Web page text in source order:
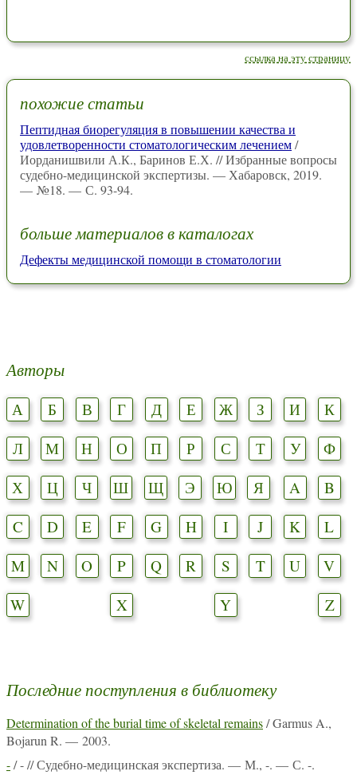
ссылка на эту страницу
похожие статьи
Пептидная биорегуляция в повышении качества и
удовлетворенности стоматологическим лечением/
Иорданишвили А.К., Баринов Е.Х. // Избранные вопросы
судебно-медицинской экспертизы. — Хабаровск, 2019.
— №18. — С. 93-94.
больше материалов в каталогах
Дефекты медицинской помощи в стоматологии
Авторы
А Б В Г Д Е Ж З И
К
Л
М Н О П Р С Т У
Ф
Х
Ц Ч Ш Щ Э Ю Я A
B
C
D E F G H I J K
L
M
N O P Q R S T U
V
W
X Y Z
Последние поступления в библиотеку
Determination of the burial time of skeletal remains/ Garmus A.,
Bojarun R. — 2003.
-/ - // Судебно-медицинская экспертиза. — М., -. — С. -.